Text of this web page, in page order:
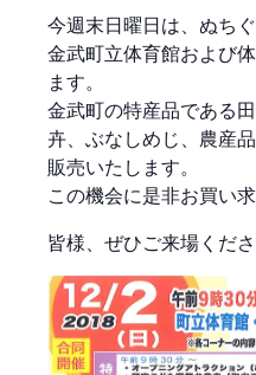
今週末日曜日は、ぬち
金武町立体育館および
ます。
金武町の特産品である
卉、ぶなしめじ、農産
販売いたします。
この機会に是非お買い求
皆様、ぜひご来場くださ